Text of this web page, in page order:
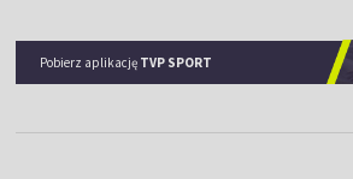
Pobierz aplikację TVP SPORT